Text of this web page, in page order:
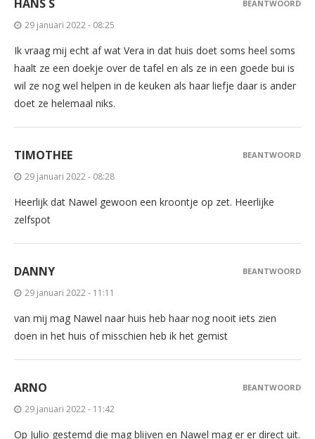
HANS S
29 januari 2022 - 08:25
Ik vraag mij echt af wat Vera in dat huis doet soms heel soms
haalt ze een doekje over de tafel en als ze in een goede bui is
wil ze nog wel helpen in de keuken als haar liefje daar is ander
doet ze helemaal niks.
BEANTWOORD
TIMOTHEE
29 januari 2022 - 08:28
Heerlijk dat Nawel gewoon een kroontje op zet. Heerlijke
zelfspot
BEANTWOORD
DANNY
29 januari 2022 - 11:11
van mij mag Nawel naar huis heb haar nog nooit iets zien
doen in het huis of misschien heb ik het gemist
BEANTWOORD
ARNO
29 januari 2022 - 11:42
Op Julio gestemd die mag blijven en Nawel mag er er direct uit.
BEANTWOORD